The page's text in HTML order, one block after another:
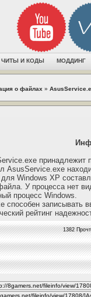
ЧИТЫ И КОДЫ МОДДИНГ
о файлах »
принадлежит
AsusService.exe
Windows XP
У процесса нет
процесс Windows.
способен записывать
рейтинг
1382